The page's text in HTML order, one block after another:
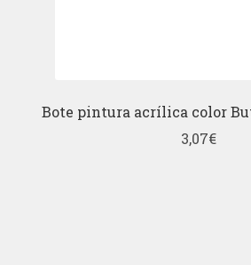
Bote pintura acrílica color
3,07€